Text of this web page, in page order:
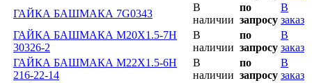
ГАЙКА БАШМАКА 7G0343
В
наличии
по
запросу
В
заказ
ГАЙКА БАШМАКА М20Х1.5-7Н
30326-2
В
наличии
по
запросу
В
заказ
ГАЙКА БАШМАКА М22Х1.5-6Н
216-22-14
В
наличии
по
запросу
В
заказ